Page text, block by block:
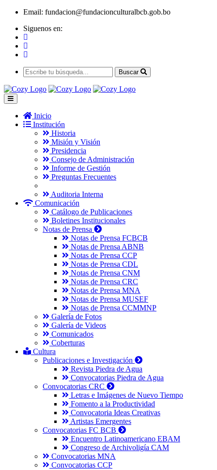
Email: fundacion@fundacionculturalbcb.gob.bo
Siguenos en:
Buscar
Inicio
Institución
Historia
Misión y Visión
Presidencia
Consejo de Administración
Informe de Gestión
Preguntas Frecuentes
Auditoria Interna
Comunicación
Catálogo de Publicaciones
Boletines Institucionales
Notas de Prensa
Notas de Prensa FCBCB
Notas de Prensa ABNB
Notas de Prensa CCP
Notas de Prensa CDL
Notas de Prensa CNM
Notas de Prensa CRC
Notas de Prensa MNA
Notas de Prensa MUSEF
Notas de Prensa CCMMNP
Galería de Fotos
Galería de Videos
Comunicados
Coberturas
Cultura
Publicaciones e Investigación
Revista Piedra de Agua
Convocatorias Piedra de Agua
Convocatorias CRC
Letras e Imágenes de Nuevo Tiempo
Fomento a la Productividad
Convocatoria Ideas Creativas
Artistas Emergentes
Convocatorias FC BCB
Encuentro Latinoamericano EBAM
Congreso de Archivoligía CAM
Convocatorias MNA
Convocatorias CCP